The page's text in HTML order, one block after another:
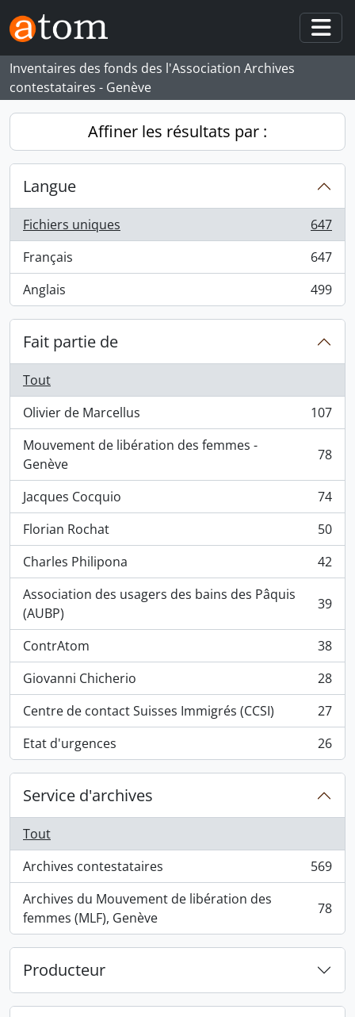
Skip to main content
Inventaires des fonds des l'Association Archives
contestataires - Genève
Affiner les résultats par :
Langue
Fichiers uniques
, 647 résultats
647
Français
, 647 résultats
647
Anglais
, 499 résultats 499
Fait partie de
Tout
Olivier de Marcellus
, 107 résultats
107
Mouvement de libération des femmes -
Genève
, 78 résultats 78
Jacques Cocquio
, 74 résultats
74
Florian Rochat
, 50 résultats
50
Charles Philipona
, 42 résultats
42
Association des usagers des bains des Pâquis
(AUBP)
, 39 résultats 39
ContrAtom
, 38 résultats
38
Giovanni Chicherio
, 28 résultats
28
Centre de contact Suisses Immigrés (CCSI)
, 27 résultats
27
Etat d'urgences
, 26 résultats 26
Service d'archives
Tout
Archives contestataires
, 569 résultats
569
Archives du Mouvement de libération des
femmes (MLF), Genève
, 78 résultats 78
Producteur